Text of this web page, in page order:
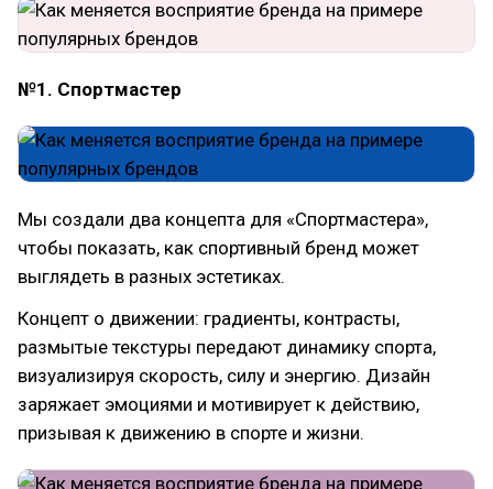
№1. Спортмастер
Мы создали два концепта для «Спортмастера»,
чтобы показать, как спортивный бренд может
выглядеть в разных эстетиках.
Концепт о движении: градиенты, контрасты,
размытые текстуры передают динамику спорта,
визуализируя скорость, силу и энергию. Дизайн
заряжает эмоциями и мотивирует к действию,
призывая к движению в спорте и жизни.